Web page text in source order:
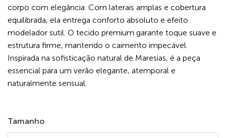
corpo com elegância. Com laterais amplas e cobertura
equilibrada, ela entrega conforto absoluto e efeito
modelador sutil. O tecido premium garante toque suave e
estrutura firme, mantendo o caimento impecável.
Inspirada na sofisticação natural de Maresias, é a peça
essencial para um verão elegante, atemporal e
naturalmente sensual.
Tamanho